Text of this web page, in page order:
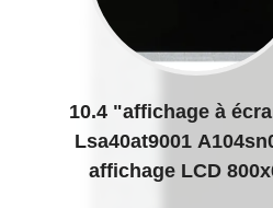
10.4 "affichage à
Lsa40at9001
affichage LCD